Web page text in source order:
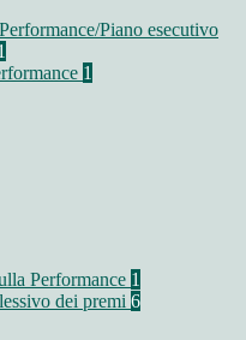
Piano esecutivo
1
Performance 1
dei premi 6